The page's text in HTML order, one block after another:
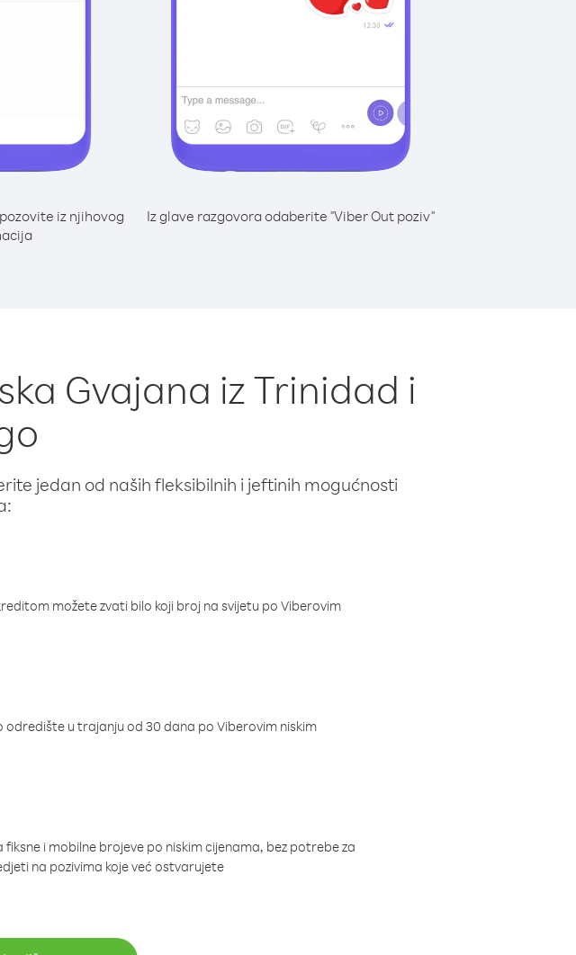
iz njihovog
Iz glave razgovora odaberite "Viber Out poziv"
Gvajana iz Trinidad i
jedan od naših fleksibilnih i jeftinih mogućnosti
možete zvati bilo koji broj na svijetu po Viberovim
u trajanju od 30 dana po Viberovim niskim
i mobilne brojeve po niskim cijenama, bez potrebe za
na pozivima koje već ostvarujete